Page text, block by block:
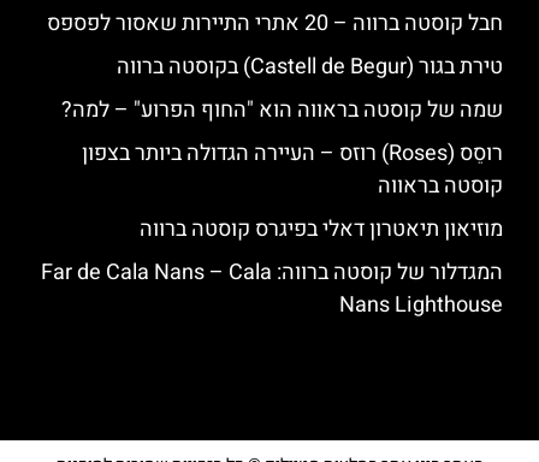
חבל קוסטה ברווה – 20 אתרי התיירות שאסור לפספס
טירת בגור (Castell de Begur) בקוסטה ברווה
שמה של קוסטה בראווה הוא "החוף הפרוע" – למה?
רוסֵס (Roses) רוזס – העיירה הגדולה ביותר בצפון
קוסטה בראווה
מוזיאון תיאטרון דאלי בפיגרס קוסטה ברווה
המגדלור של קוסטה ברווה: ‪‪Far de Cala Nans – Cala
Nans Lighthouse‬‬